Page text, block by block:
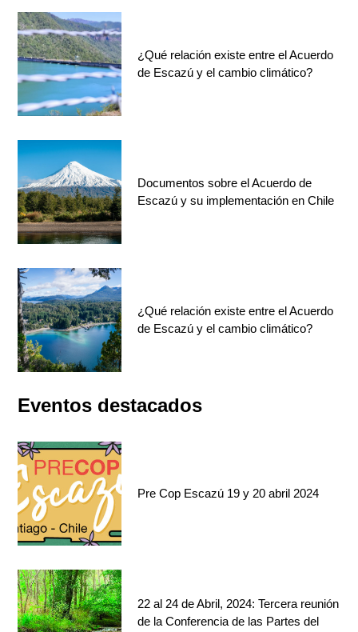
¿Qué relación existe entre el Acuerdo
de Escazú y el cambio climático?
Documentos sobre el Acuerdo de
Escazú y su implementación en Chile
¿Qué relación existe entre el Acuerdo
de Escazú y el cambio climático?
Eventos destacados
Pre Cop Escazú 19 y 20 abril 2024
22 al 24 de Abril, 2024: Tercera reunión
de la Conferencia de las Partes del